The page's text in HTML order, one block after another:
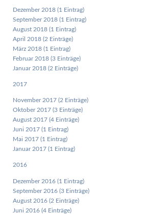
Dezember 2018 (1 Eintrag)
September 2018 (1 Eintrag)
August 2018 (1 Eintrag)
April 2018 (2 Einträge)
März 2018 (1 Eintrag)
Februar 2018 (3 Einträge)
Januar 2018 (2 Einträge)
2017
November 2017 (2 Einträge)
Oktober 2017 (3 Einträge)
August 2017 (4 Einträge)
Juni 2017 (1 Eintrag)
Mai 2017 (1 Eintrag)
Januar 2017 (1 Eintrag)
2016
Dezember 2016 (1 Eintrag)
September 2016 (3 Einträge)
August 2016 (2 Einträge)
Juni 2016 (4 Einträge)